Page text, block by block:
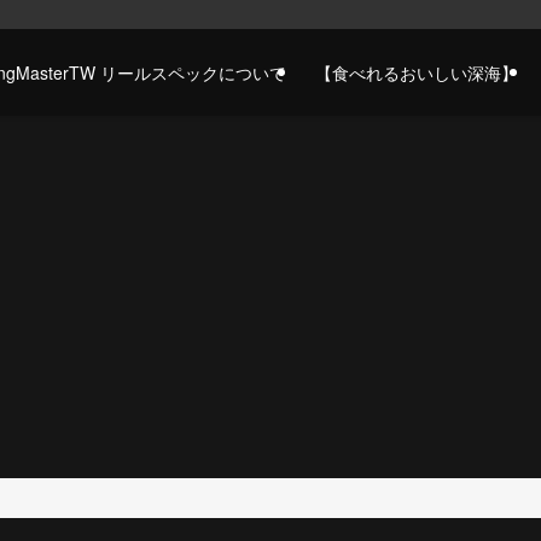
リールスペックについて 【食べれるおいしい深海】